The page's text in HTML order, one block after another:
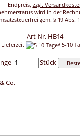
Endpreis, zzgl.
wird in der
gem. § 19 Abs.
Art-Nr. HB14
Lieferzeit 5-10
Stück
Co.